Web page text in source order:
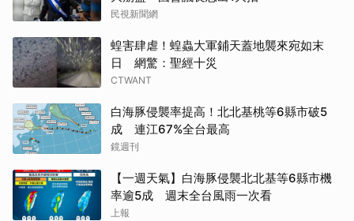
民視新聞網
蝗害肆虐！蝗蟲大軍鋪天蓋地襲來宛如末
日 網驚：聖經十災
CTWANT
白海豚侵襲率提高！北北基桃等6縣市破5
成 連江67%全台最高
鏡週刊
【一週天氣】白海豚侵襲北北基等6縣市機
率逾5成 週末全台風雨一次看
上報